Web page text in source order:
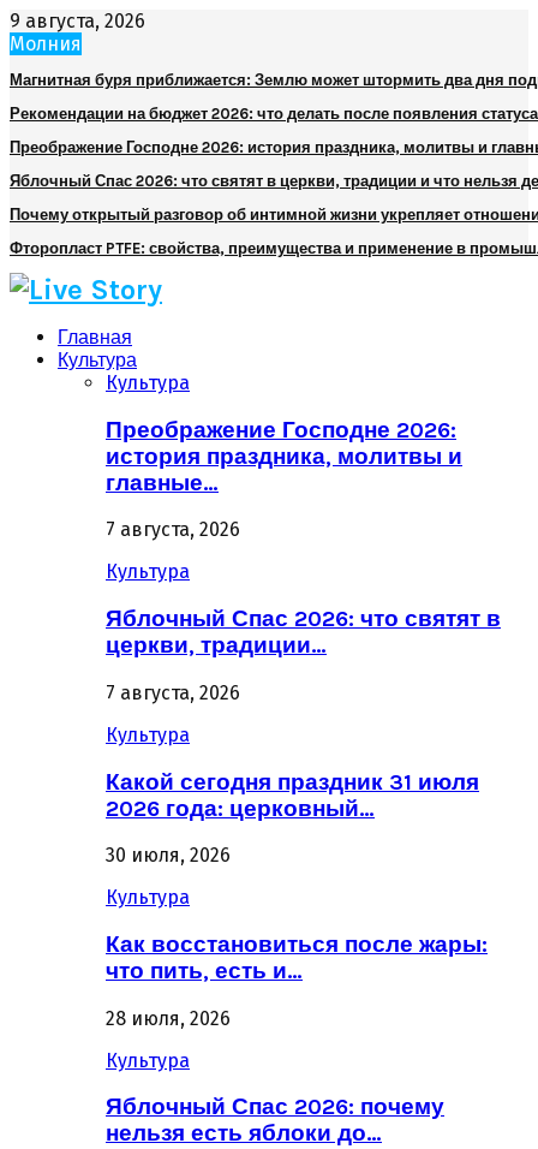
9 августа, 2026
Молния
Магнитная буря приближается: Землю может штормить два дня
Рекомендации на бюджет 2026: что делать после появления
Преображение Господне 2026: история праздника, молитвы и
Яблочный Спас 2026: что святят в церкви, традиции и что нельзя
Почему открытый разговор об интимной жизни укрепляет
Фторопласт PTFE: свойства, преимущества и применение в
Главная
Культура
Культура
Преображение Господне 2026:
история праздника, молитвы и
главные…
7 августа, 2026
Культура
Яблочный Спас 2026: что святят в
церкви, традиции…
7 августа, 2026
Культура
Какой сегодня праздник 31 июля
2026 года: церковный…
30 июля, 2026
Культура
Как восстановиться после жары:
что пить, есть и…
28 июля, 2026
Культура
Яблочный Спас 2026: почему
нельзя есть яблоки до…